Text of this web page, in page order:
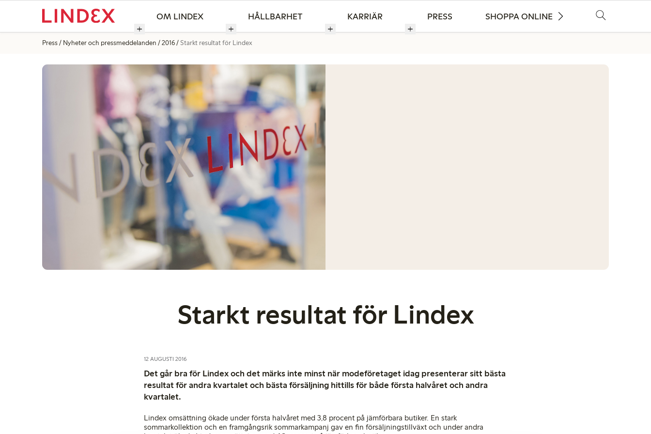
OM LINDEX HÅLLBARHET KARRIÄR PRESS SHOPPA ONLINE
Press Nyheter och pressmeddelanden 2016 Starkt resultat för Lindex
Starkt resultat för Lindex
12 AUGUSTI 2016
Det går bra för Lindex och det märks inte minst när modeföretaget idag presenterar sitt bästa
resultat för andra kvartalet och bästa försäljning hittills för både första halvåret och andra
kvartalet.
Lindex omsättning ökade under första halvåret med 3,8 procent på jämförbara butiker. En stark
sommarkollektion och en framgångsrik sommarkampanj gav en fin försäljningstillväxt och under andra